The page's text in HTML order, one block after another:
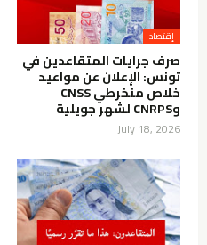
إقتصاد
صرف جرايات المتقاعدين في
تونس: الإعلان عن مواعيد
خلاص منخرطي CNSS
وCNRPS لشهر جويلية
July 18, 2026